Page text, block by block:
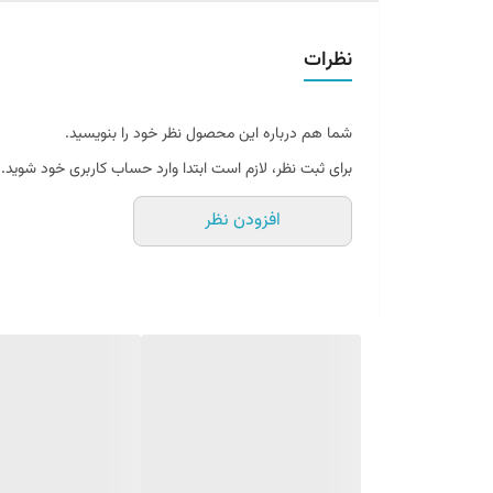
نظرات
شما هم درباره این محصول نظر خود را بنویسید.
برای ثبت نظر، لازم است ابتدا وارد حساب کاربری خود شوید.
افزودن نظر